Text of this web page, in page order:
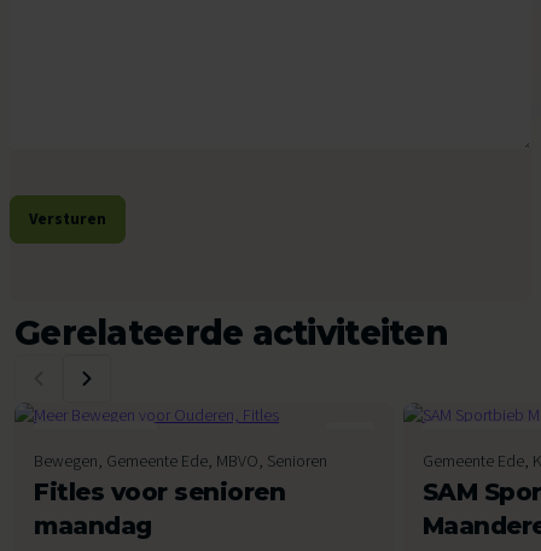
Versturen
Gerelateerde activiteiten
Augustus 2026
Bewegen, Gemeente Ede, MBVO, Senioren
Fitles voor senioren
maandag
11
Augustus 2026
Gemeente Ede,
SAM